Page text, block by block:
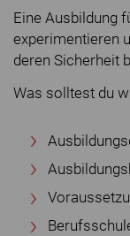
Eine Ausbildung
experimentieren
deren Sicherheit
Was solltest du